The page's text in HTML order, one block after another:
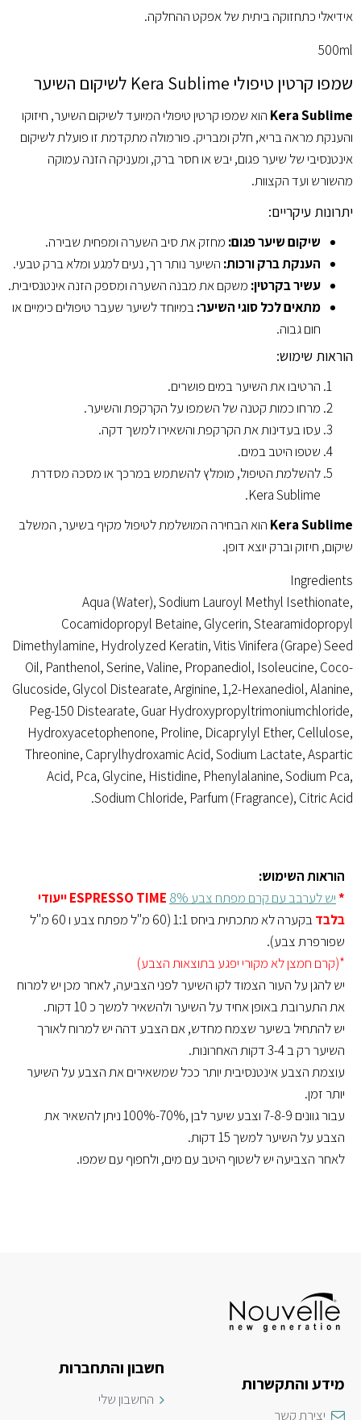
הוראות השימוש:
*יש לערבב עם קרם מפתח צבע 8%
ESPRESSO TIME ייעודי
בלבד
בקערה לא מתכתית ביחס 1:1 (60 מ"ל מפתח צבע ו 60 מ"ל
שפורפרת צבע).
*(קרם חמצן לא מקורי יפגע בתוצאות הצבע)
יש להגן על העור הצמוד לקו השיער לפני הצביעה, לאחר מכן יש למרוח
את התערובת באופן אחיד על השיער ולהשאיר למשך כ 10 דקות.
יש להתחיל בשיער שצמח מחדש, אם הצבע דהה יש למרוח לאורך
השיער רק ב 3-4 דקות האחרונות.
עוצמת הצבע אינטנסיבית יותר ככל שמשאירים את הצבע על השיער
יותר זמן.
עבור גוונים 7-8-9 וצבע שיער לבן ,70%-100% ניתן להשאיר את
הצבע על השיער למשך 15 דקות.
לאחר הצביעה יש לשטוף היטב עם מים, ולחפוף עם שמפו.
אידיאלי כתחזוקה ביתית של אפקט ההחלקה.
500ml
שמפו קרטין טיפולי Kera Sublime לשיקום השיער
Kera Sublime הוא שמפו קרטין טיפולי המיועד לשיקום השיער, חיזוקו
והענקת מראה בריא, חלק ומבריק. פורמולה מתקדמת זו פועלת לשיקום
אינטנסיבי של שיער פגום, יבש או חסר ברק, ומעניקה הזנה עמוקה
מהשורש ועד הקצוות.
יתרונות עיקריים:
שיקום שיער פגום: מחזק את סיב השערה ומפחית שבירה.
הענקת ברק ורכות: השיער נותר רך, נעים למגע ומלא ברק טבעי.
עשיר בקרטין: משקם את מבנה השערה ומספק הזנה אינטנסיבית.
מתאים לכל סוגי השיער:במיוחד לשיער שעבר טיפולים כימיים או
חום גבוה.
הוראות שימוש:
הרטיבו את השיער במים פושרים.
מרחו כמות קטנה של השמפו על הקרקפת והשיער.
עסו בעדינות את הקרקפת והשאירו למשך דקה.
שטפו היטב במים.
להשלמת הטיפול, מומלץ להשתמש במרכך או מסכה מסדרת
Kera Sublime.
Kera Sublime הוא הבחירה המושלמת לטיפול מקיף בשיער, המשלב
שיקום, חיזוק וברק יוצא דופן.
Ingredients
Aqua (Water), Sodium Lauroyl Methyl Isethionate,
Cocamidopropyl Betaine, Glycerin, Stearamidopropyl
Dimethylamine, Hydrolyzed Keratin, Vitis Vinifera (Grape) Seed
Oil, Panthenol, Serine, Valine, Propanediol, Isoleucine, Coco-
Glucoside, Glycol Distearate, Arginine, 1,2-Hexanediol, Alanine,
Peg-150 Distearate, Guar Hydroxypropyltrimoniumchloride,
Hydroxyacetophenone, Proline, Dicaprylyl Ether, Cellulose,
Threonine, Caprylhydroxamic Acid, Sodium Lactate, Aspartic
Acid, Pca, Glycine, Histidine, Phenylalanine, Sodium Pca,
Sodium Chloride, Parfum (Fragrance), Citric Acid.
מידע והתקשרות
יצירת קשר
חשבון והתחברות
החשבון שלי